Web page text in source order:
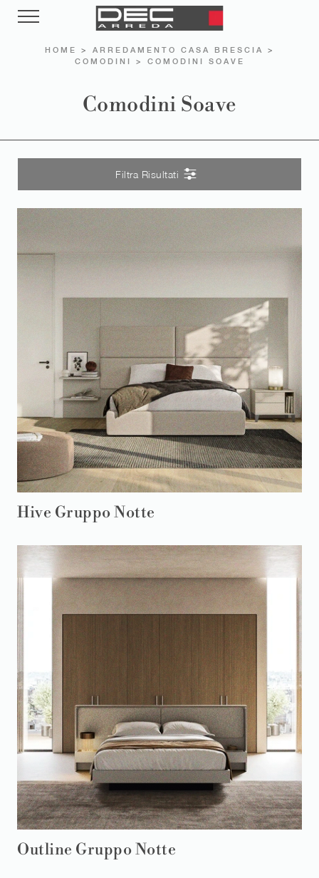
HOME > ARREDAMENTO CASA BRESCIA
>
COMODINI
> COMODINI SOAVE
Comodini Soave
Filtra Risultati
Hive Gruppo Notte
Outline Gruppo Notte